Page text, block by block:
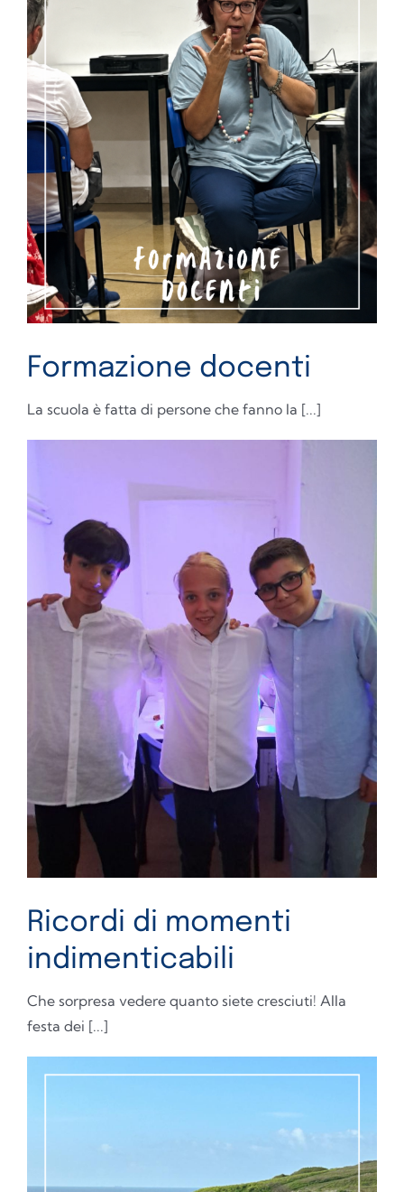
Formazione docenti
La scuola è fatta di persone che fanno la [...]
Ricordi di momenti
indimenticabili
Che sorpresa vedere quanto siete cresciuti! Alla
festa dei [...]